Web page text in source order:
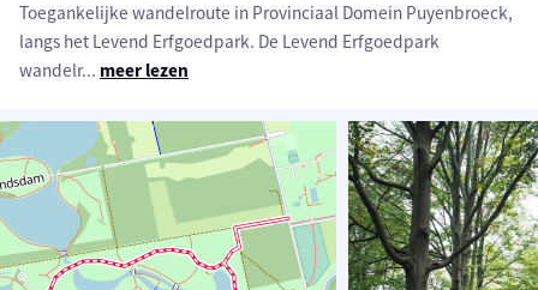
Toegankelijke wandelroute in Provinciaal Domein Puyenbroeck,
langs het Levend Erfgoedpark. De Levend Erfgoedpark
wandelr... meer lezen